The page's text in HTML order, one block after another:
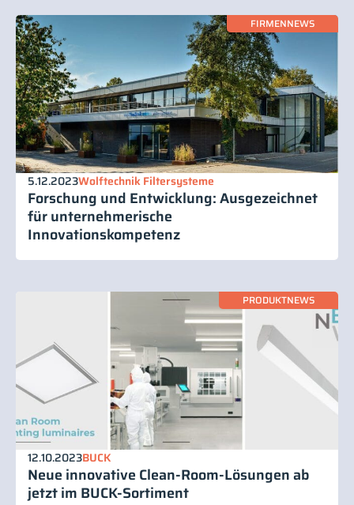
FIRMENNEWS
5.12.2023Wolftechnik Filtersysteme
Forschung und Entwicklung: Ausgezeichnet
für unternehmerische
Innovationskompetenz
PRODUKTNEWS
12.10.2023BUCK
Neue innovative Clean-Room-Lösungen ab
jetzt im BUCK-Sortiment